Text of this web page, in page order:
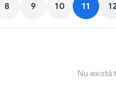
8 9 10 11 12
Nu există